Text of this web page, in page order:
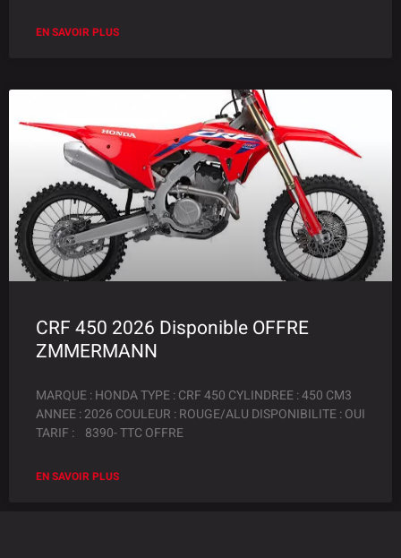
EN SAVOIR PLUS
CRF 450 2026 Disponible OFFRE
ZMMERMANN
MARQUE : HONDA TYPE : CRF 450 CYLINDREE : 450 CM3
ANNEE : 2026 COULEUR : ROUGE/ALU DISPONIBILITE : OUI
TARIF : 8390- TTC OFFRE
EN SAVOIR PLUS